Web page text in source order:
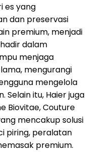
es yang
dan preservasi
premium, menjadi
dalam
menjaga
mengurangi
mengelola
Selain itu, Haier juga
Biovitae, Couture
mencakup solusi
piring, peralatan
premium.